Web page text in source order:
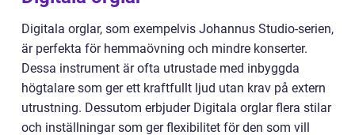
Digitala orglar, som exempelvis Johannus Studio-serien,
är perfekta för hemmaövning och mindre konserter.
Dessa instrument är ofta utrustade med inbyggda
högtalare som ger ett kraftfullt ljud utan krav på extern
utrustning. Dessutom erbjuder Digitala orglar flera stilar
och inställningar som ger flexibilitet för den som vill